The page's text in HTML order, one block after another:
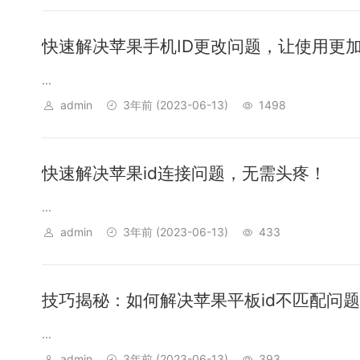
快速解决苹果手机ID更改问题，让使用更
...
admin
3年前 (2023-06-13) 1498
快速解决苹果id连接问题，无需头疼！
...
admin
3年前 (2023-06-13) 433
技巧揭秘：如何解决苹果平板id不匹配问题
...